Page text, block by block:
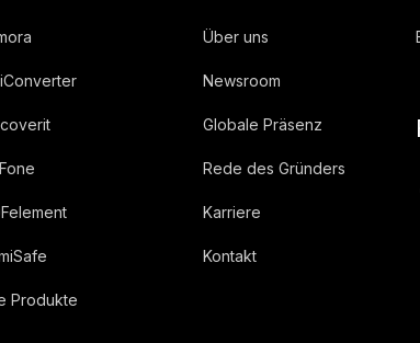
Produkte
Über uns
Newsroom
Globale Präsenz
Rede des Gründers
Karriere
Kontakt